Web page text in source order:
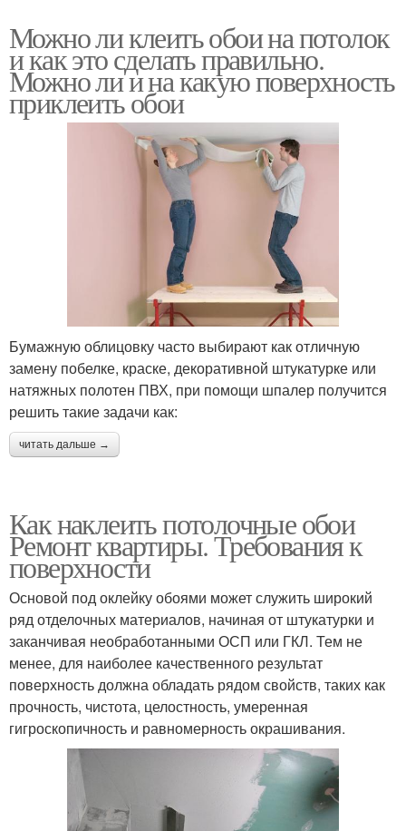
Можно ли клеить обои на потолок
и как это сделать правильно.
Можно ли и на какую поверхность
приклеить обои
Бумажную облицовку часто выбирают как отличную
замену побелке, краске, декоративной штукатурке или
натяжных полотен ПВХ, при помощи шпалер получится
решить такие задачи как:
читать дальше →
Как наклеить потолочные обои
Ремонт квартиры. Требования к
поверхности
Основой под оклейку обоями может служить широкий
ряд отделочных материалов, начиная от штукатурки и
заканчивая необработанными ОСП или ГКЛ. Тем не
менее, для наиболее качественного результат
поверхность должна обладать рядом свойств, таких как
прочность, чистота, целостность, умеренная
гигроскопичность и равномерность окрашивания.